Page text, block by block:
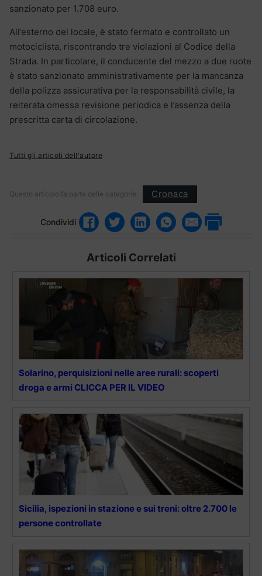
sanzionato per 1.708 euro.
All’esterno del locale, è stato fermato e controllato un
motociclista, riscontrando tre violazioni al Codice della
Strada. In particolare, il conducente del mezzo a due ruote
è stato sanzionato amministrativamente per la mancanza
della polizza assicurativa per la responsabilità civile, la
reiterata omessa revisione periodica e l’assenza della
prescritta carta di circolazione.
Tutti gli articoli dell'autore
Questo articolo fa parte delle categorie: Cronaca
Condividi
Articoli Correlati
Solarino, perquisizioni nelle aree rurali: scoperti
droga e armi CLICCA PER IL VIDEO
Sicilia, ispezioni in stazione e sui treni: oltre 2.700 le
persone controllate